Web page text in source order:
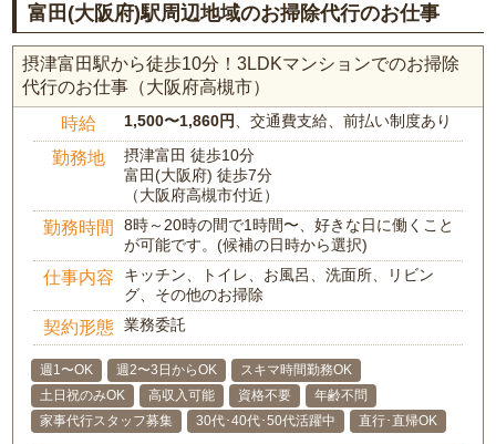
富田(大阪府)駅周辺地域のお掃除代行のお仕事
摂津富田駅から徒歩10分！3LDKマンションでのお掃除
代行のお仕事（大阪府高槻市）
時給 1,500〜1,860円、交通費支給、前払い制度あり
勤務地
摂津富田 徒歩10分
富田(大阪府) 徒歩7分
（大阪府高槻市付近）
勤務時間
8時～20時の間で1時間〜、好きな日に働くこと
が可能です。(候補の日時から選択)
仕事内容
キッチン、トイレ、お風呂、洗面所、リビン
グ、その他のお掃除
契約形態 業務委託
週1〜OK 週2〜3日からOK
スキマ時間勤務OK
土日祝のみOK
高収入可能 資格不要
年齢不問
家事代行スタッフ募集
30代･40代･50代活躍中 直行･直帰OK